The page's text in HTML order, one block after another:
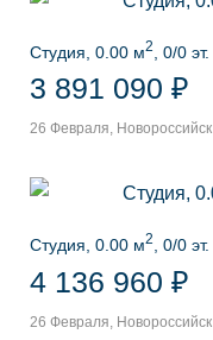
Студия, 0.00 м2 , 0/0 эт.
3 891 090 ₽
26 Февраля, Новороссийск
Студия, 0.00 м2 , 0/0 эт.
4 136 960 ₽
26 Февраля, Новороссийск